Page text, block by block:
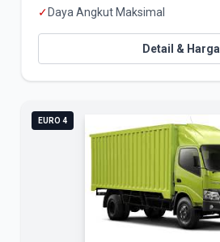
✓ Daya Angkut Maksimal
Detail & Harga
EURO 4